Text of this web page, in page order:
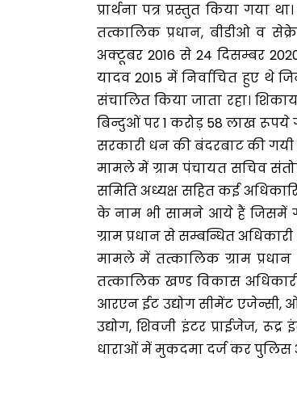
प्रार्थना पत्र प्रस्तुत किया
तत्कालिक प्रधान, बीडीओ व
अक्टूबर 2016 से 24 दिसम्बर
यादव 2015 में निर्वाचित हुए थे
संचालित किया जाता रहा।
बिन्दुओं पर 1 करोड़ 58 लाख
सरकारी धन की बंदरबाट की गयी
मामले में ग्राम पंचायत सचिव
समिति अध्यक्ष सहित कई
के नाम भी सामने आये हैं जिसमें
ग्राम प्रधान से सम्बन्धित
मामले में तत्कालिक ग्राम प्रधान
तत्कालिक खण्ड विकास अधिकारी
आरएन ईट उद्योग सीमेंट एजेन्सी,
उद्योग, शिवजी इंटर प्राईजेज,
धाराओं में मुकदमा दर्ज कर पुलिस